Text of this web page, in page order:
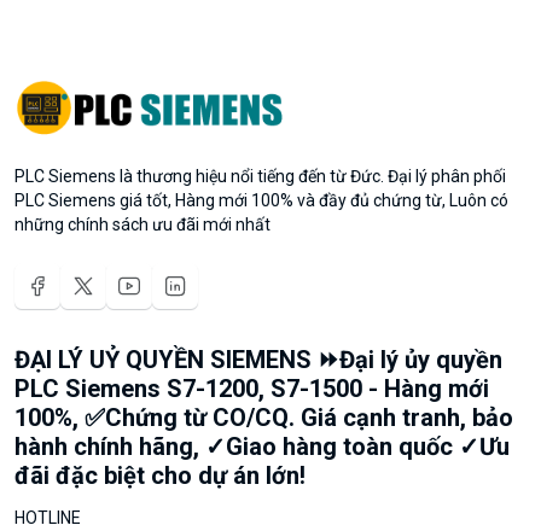
PLC Siemens là thương hiệu nổi tiếng đến từ Đức. Đại lý phân phối
PLC Siemens giá tốt, Hàng mới 100% và đầy đủ chứng từ, Luôn có
những chính sách ưu đãi mới nhất
ĐẠI LÝ UỶ QUYỀN SIEMENS ⏩Đại lý ủy quyền
PLC Siemens S7-1200, S7-1500 - Hàng mới
100%, ✅Chứng từ CO/CQ. Giá cạnh tranh, bảo
hành chính hãng, ✓Giao hàng toàn quốc ✓Ưu
đãi đặc biệt cho dự án lớn!
HOTLINE